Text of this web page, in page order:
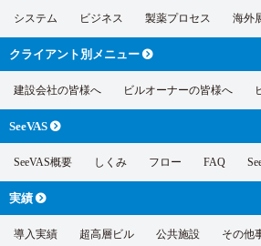
システム ビジネス 製薬プロセス 海外
クライアント別 メニュー
建設会社の皆様へ ビルオーナーの皆様へ
SeeVAS
SeeVAS概要 しくみ フロー FAQ
実績
導入実績 超高層ビル 公共施設 その他